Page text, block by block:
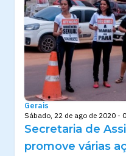
Gerais
Sábado, 22 de ago de 2020 -
Secretaria de
promove várias